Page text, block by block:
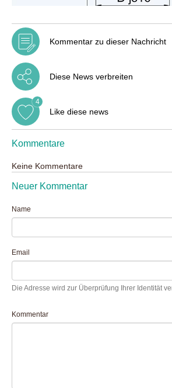
Kommentar zu dieser Nachricht
Diese News verbreiten
Like diese news
4
Kommentare
Keine Kommentare
Neuer Kommentar
Name
Email
Die Adresse wird zur Überprüfung Ihrer Identität
Kommentar